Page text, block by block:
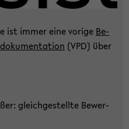
ist immer eine vo­ri­ge Be­
(VPD) über
gleich­ge­stell­te Be­wer­